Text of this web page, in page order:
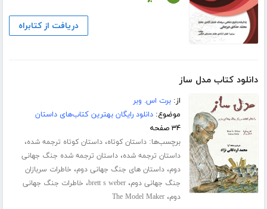
دریافت از کتابراه
دانلود کتاب مدل ساز
از:برت اس. وبر
موضوع:دانلود رایگان بهترین کتاب‌های داستان
۳۴ صفحه
برچسب‌ها:داستان کوتاه،داستان کوتاه ترجمه شده،
داستان ترجمه شده،داستان ترجمه شده جنگ جهانی
دوم،داستان های جنگ جهانی دوم، خاطرات سربازان
جنگ جهانی دوم،brett s weber، خاطرات جنگ جهانی
دوم،The Model Maker